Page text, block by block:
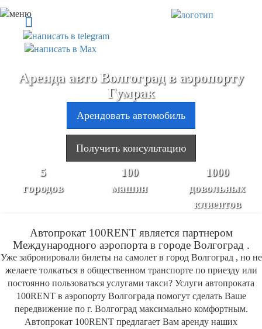
Аренда авто Волгоград в аэропорту
Гумрак
Арендовать автомобиль
Получить консультацию
5
городов
100
машин
1000
довольных
клиентов
Автопрокат 100RENT является партнером
Международного аэропорта в городе Волгоград .
Уже забронировали билеты на самолет в город Волгоград , но не
желаете толкаться в общественном транспорте по приезду или
постоянно пользоваться услугами такси? Услуги автопроката
100RENT в аэропорту Волгограда помогут сделать Ваше
передвижение по г. Волгоград максимально комфортным.
Автопрокат 100RENT предлагает Вам аренду наших